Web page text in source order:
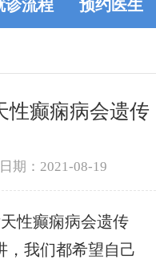
诊流程 预约医生
性癫痫病会遗传
日期：2021-08-19
性癫痫病会遗传
，我们都希望自己